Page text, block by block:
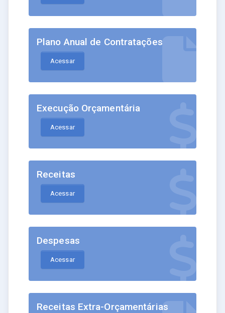
Plano Anual de Contratações
Acessar
Execução Orçamentária
Acessar
Receitas
Acessar
Despesas
Acessar
Receitas Extra-Orçamentárias